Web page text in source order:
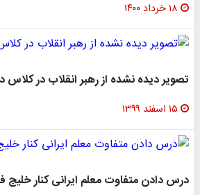
۱۸ خرداد ۱۴۰۰
تصویر دیده نشده از رهبر انقلاب در
۱۵ اسفند ۱۳۹۹
درس دادن متفاوت معلم ایرانی کنار